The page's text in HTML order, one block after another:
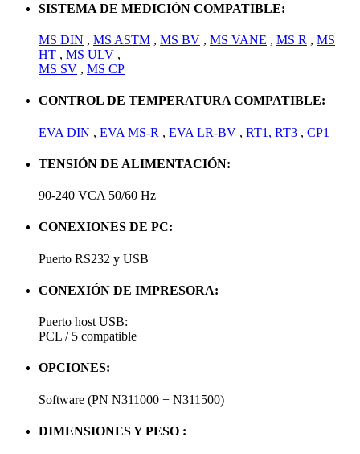
SISTEMA DE MEDICIÓN COMPATIBLE:
MS DIN , MS ASTM , MS BV , MS VANE , MS R , MS
HT , MS ULV ,
MS SV , MS CP
CONTROL DE TEMPERATURA COMPATIBLE:
EVA DIN , EVA MS-R , EVA LR-BV , RT1, RT3 , CP1
TENSIÓN DE ALIMENTACIÓN:
90-240 VCA 50/60 Hz
CONEXIONES DE PC:
Puerto RS232 y USB
CONEXIÓN DE IMPRESORA:
Puerto host USB:
PCL / 5 compatible
OPCIONES:
Software (PN N311000 + N311500)
DIMENSIONES Y PESO :